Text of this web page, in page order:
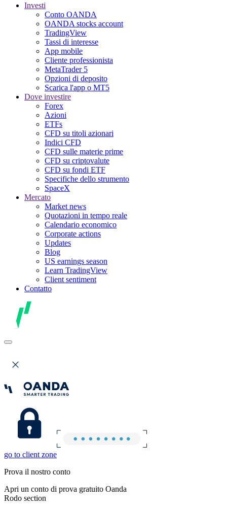
Investi
Conto OANDA
OANDA stocks account
TradingView
Tassi di interesse
App mobile
Cliente professionista
MetaTrader 5
Opzioni di deposito
Scarica l'app o MT5
Dove investire
Forex
Azioni
ETFs
CFD su titoli azionari
Indici CFD
CFD sulle materie prime
CFD su criptovalute
CFD su fondi ETF
Specifiche dello strumento
SpaceX
Mercato
Market news
Quotazioni in tempo reale
Calendario economico
Corporate actions
Updates
Blog
US earnings season
Learn TradingView
Client sentiment
Contatto
go to client zone
Prova il nostro conto
Apri un conto di prova gratuito Oanda
Rodo section